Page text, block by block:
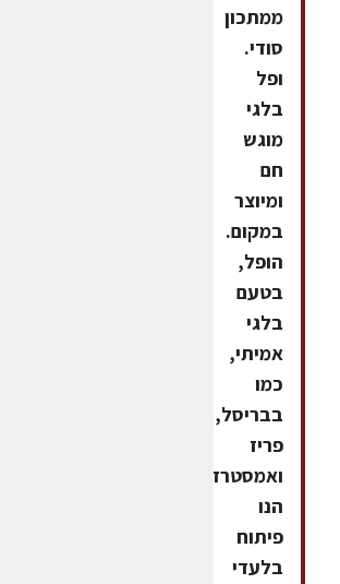
ממתכון
סודי.
ופל
בלגי
מוגש
חם
ומיוצר
במקום.
הופל,
בטעם
בלגי
אמיתי,
כמו
בבריסל,
פריז
ואמסטרדם,
הנו
פיתוח
בלעדי